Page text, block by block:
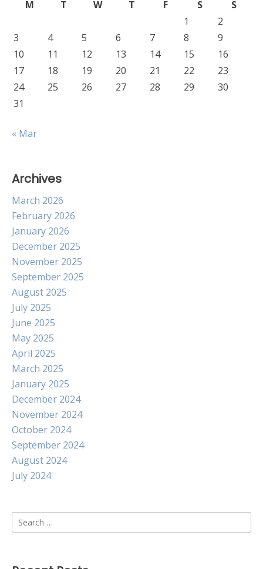
M T W T F S
S
1
2
3
4 5 6 7 8
9
10
11 12 13 14 15
16
17
18 19 20 21 22
23
24
25 26 27 28 29
30
31
« Mar
Archives
March 2026
February 2026
January 2026
December 2025
November 2025
September 2025
August 2025
July 2025
June 2025
May 2025
April 2025
March 2025
January 2025
December 2024
November 2024
October 2024
September 2024
August 2024
July 2024
Search
for: